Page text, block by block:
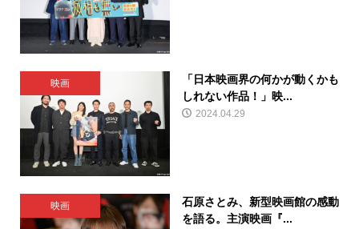
映画
「日本映画界の何かが動くかも
しれない作品！」映...
2024.04.29
映画
石原さとみ、新型映画館の感動
を語る。主演映画『...